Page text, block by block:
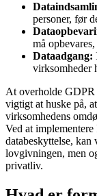
personer, før
må
Dataadgang:
virksomheder
At overholde GDPR
vigtigt at huske på,
virksomhedens
Ved at
databeskyttelse,
lovgivningen, men
privatliv.